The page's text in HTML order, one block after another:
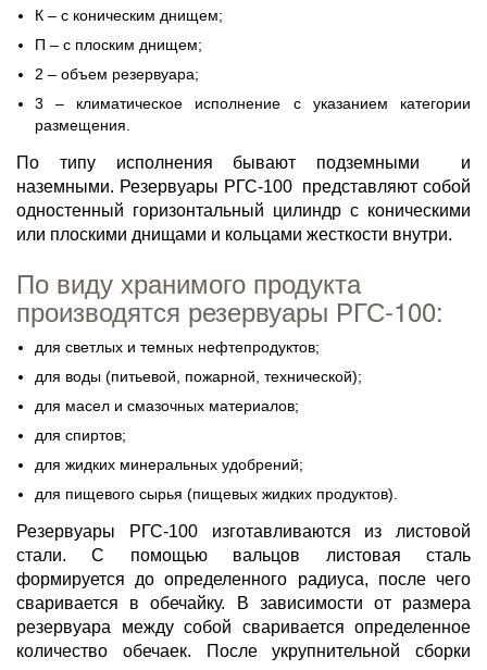
К – с коническим днищем;
П – с плоским днищем;
2 – объем резервуара;
3 – климатическое исполнение с указанием категории
размещения.
По типу исполнения бывают подземными и
наземными. Резервуары РГС-100 представляют собой
одностенный горизонтальный цилиндр с коническими
или плоскими днищами и кольцами жесткости внутри.
По виду хранимого продукта
производятся резервуары РГС-100:
для светлых и темных нефтепродуктов;
для воды (питьевой, пожарной, технической);
для масел и смазочных материалов;
для спиртов;
для жидких минеральных удобрений;
для пищевого сырья (пищевых жидких продуктов).
Резервуары РГС-100 изготавливаются из листовой
стали. С помощью вальцов листовая сталь
формируется до определенного радиуса, после чего
сваривается в обечайку. В зависимости от размера
резервуара между собой сваривается определенное
количество обечаек. После укрупнительной сборки